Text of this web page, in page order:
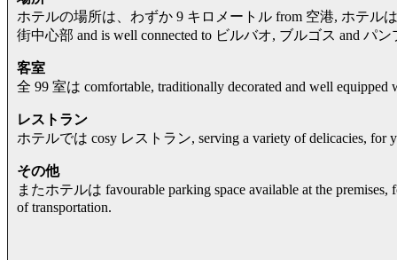
ホテルの場所は、わずか 9 キロメートル from 空港, ホテルは
街中心部 and is well connected to ビルバオ, ブルゴス and パ
客室
全 99 室は comfortable, traditionally decorated and well equipped
レストラン
ホテルでは cosy レストラン, serving a variety of delicacies, for
その他
またホテルは favourable parking space available at the premises,
of transportation.